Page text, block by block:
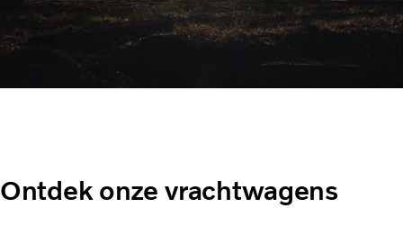
Ontdek onze vrachtwagens